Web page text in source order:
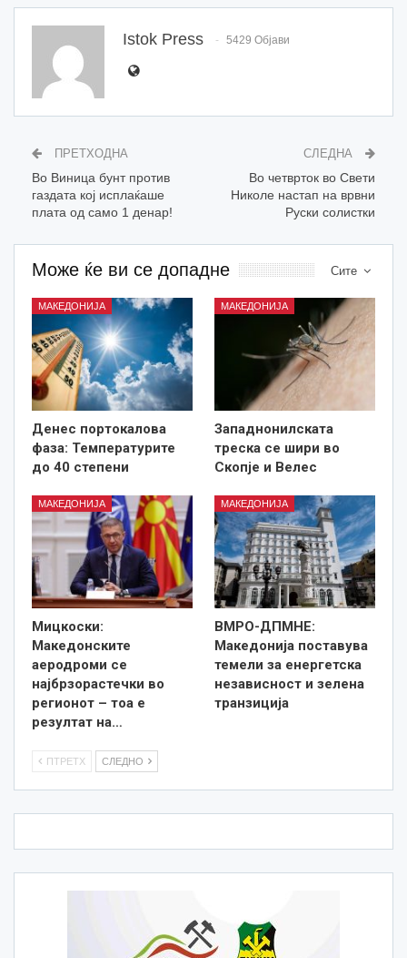
Istok Press 5429 Објави
ПРЕТХОДНА
Во Виница бунт против
газдата кој исплаќаше
плата од само 1 денар!
СЛЕДНА
Во четврток во Свети
Николе настап на врвни
Руски солистки
Сите
Може ќе ви се допадне
МАКЕДОНИЈА
Денес портокалова
фаза: Температурите
до 40 степени
МАКЕДОНИЈА
Западнонилската
треска се шири во
Скопје и Велес
МАКЕДОНИЈА
Мицкоски:
Македонските
аеродроми се
најбрзорастечки во
регионот – тоа е
резултат на…
МАКЕДОНИЈА
ВМРО-ДПМНЕ:
Македонија поставува
темели за енергетска
независност и зелена
транзиција
ПТРЕТХ СЛЕДНО